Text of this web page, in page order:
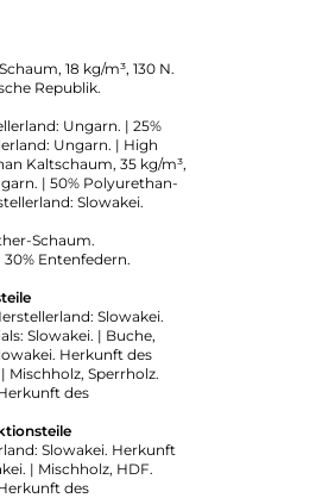
18 kg/m³, 130 N.
Republik.
Ungarn. | 25%
Ungarn. | High
Kaltschaum, 35 kg/m³,
| 50% Polyurethan-
Slowakei.
Schaum.
Entenfedern.
Slowakei.
Slowakei. | Buche,
Herkunft des
Mischholz, Sperrholz.
des
Slowakei. Herkunft
| Mischholz, HDF.
des